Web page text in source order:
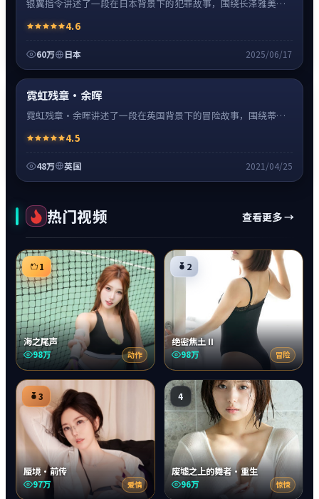
银翼指令讲述了一段在日本背景下的犯罪故事，围绕长泽雅美饰
情绪克制。4.6
60万 日本 2025/06/17
超清4K
霓虹残章·余晖
霓虹残章·余晖讲述了一段在英国背景下的冒险故事，围绕蒂尔
引，节奏紧凑、情绪克制。
4.5
48万 英国 2021/04/25
热门视频 查看更多 →
1
海之尾声
98万 动作
2
绝密焦土 II
98万 冒险
3
蜃境·前传
97万 爱情
4
废墟之上的舞者·重生
96万 惊悚